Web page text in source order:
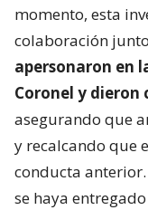
momento, esta
colaboración
apersonaron en
Coronel y dieron
asegurando que
y recalcando que
conducta
se haya